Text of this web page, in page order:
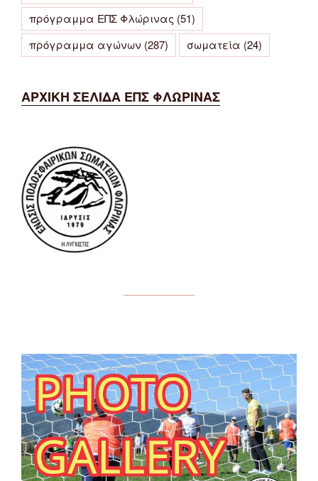
πρόγραμμα ΕΠΣ Φλώρινας (51)
πρόγραμμα αγώνων (287) σωματεία (24)
ΑΡΧΙΚΗ ΣΕΛΙΔΑ ΕΠΣ ΦΛΩΡΙΝΑΣ